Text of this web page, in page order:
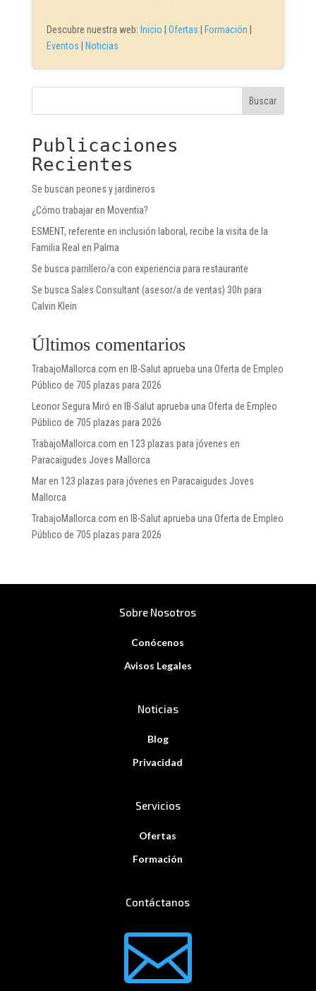
Descubre nuestra web: Inicio Ofertas Formación
Eventos
Noticias
Buscar
Publicaciones
Recientes
Se buscan peones y jardineros
¿Cómo trabajar en Moventia?
ESMENT, referente en inclusión laboral, recibe la visita de la
Familia Real en Palma
Se busca parrillero/a con experiencia para restaurante
Se busca Sales Consultant (asesor/a de ventas) 30h para
Calvin Klein
Últimos comentarios
TrabajoMallorca.com en IB-Salut aprueba una Oferta de Empleo
Público de 705 plazas para 2026
Leonor Segura Miró en IB-Salut aprueba una Oferta de Empleo
Público de 705 plazas para 2026
TrabajoMallorca.com en 123 plazas para jóvenes en
Paracaigudes Joves Mallorca
Maren 123 plazas para jóvenes en Paracaigudes Joves
Mallorca
TrabajoMallorca.com en IB-Salut aprueba una Oferta de Empleo
Público de 705 plazas para 2026
Sobre Nosotros
Conócenos
Avisos Legales
Noticias
Blog
Privacidad
Servicios
Ofertas
Formación
Contáctanos
